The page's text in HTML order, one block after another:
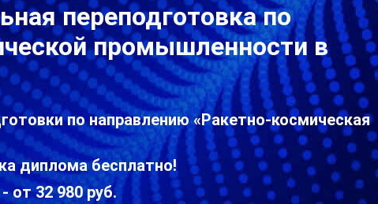
переподготовка по
промышленности в
по направлению «Ракетно-космическая
диплома бесплатно!
от 32 980 руб.